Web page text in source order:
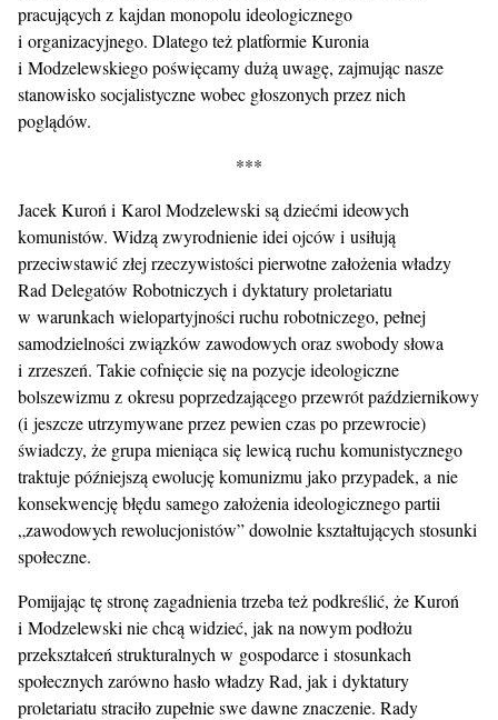
pracujących z kajdan monopolu ideologicznego
i organizacyjnego. Dlatego też platformie Kuronia
i Modzelewskiego poświęcamy dużą uwagę, zajmując nasze
stanowisko socjalistyczne wobec głoszonych przez nich
poglądów.
***
Jacek Kuroń i Karol Modzelewski są dziećmi ideowych
komunistów. Widzą zwyrodnienie idei ojców i usiłują
przeciwstawić złej rzeczywistości pierwotne założenia władzy
Rad Delegatów Robotniczych i dyktatury proletariatu
w warunkach wielopartyjności ruchu robotniczego, pełnej
samodzielności związków zawodowych oraz swobody słowa
i zrzeszeń. Takie cofnięcie się na pozycje ideologiczne
bolszewizmu z okresu poprzedzającego przewrót październikowy
(i jeszcze utrzymywane przez pewien czas po przewrocie)
świadczy, że grupa mieniąca się lewicą ruchu komunistycznego
traktuje późniejszą ewolucję komunizmu jako przypadek, a nie
konsekwencję błędu samego założenia ideologicznego partii
„zawodowych rewolucjonistów” dowolnie kształtujących stosunki
społeczne.
Pomijając tę stronę zagadnienia trzeba też podkreślić, że Kuroń
i Modzelewski nie chcą widzieć, jak na nowym podłożu
przekształceń strukturalnych w gospodarce i stosunkach
społecznych zarówno hasło władzy Rad, jak i dyktatury
proletariatu straciło zupełnie swe dawne znaczenie. Rady